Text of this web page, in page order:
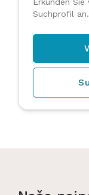
Erkunden
Suchprofil an.